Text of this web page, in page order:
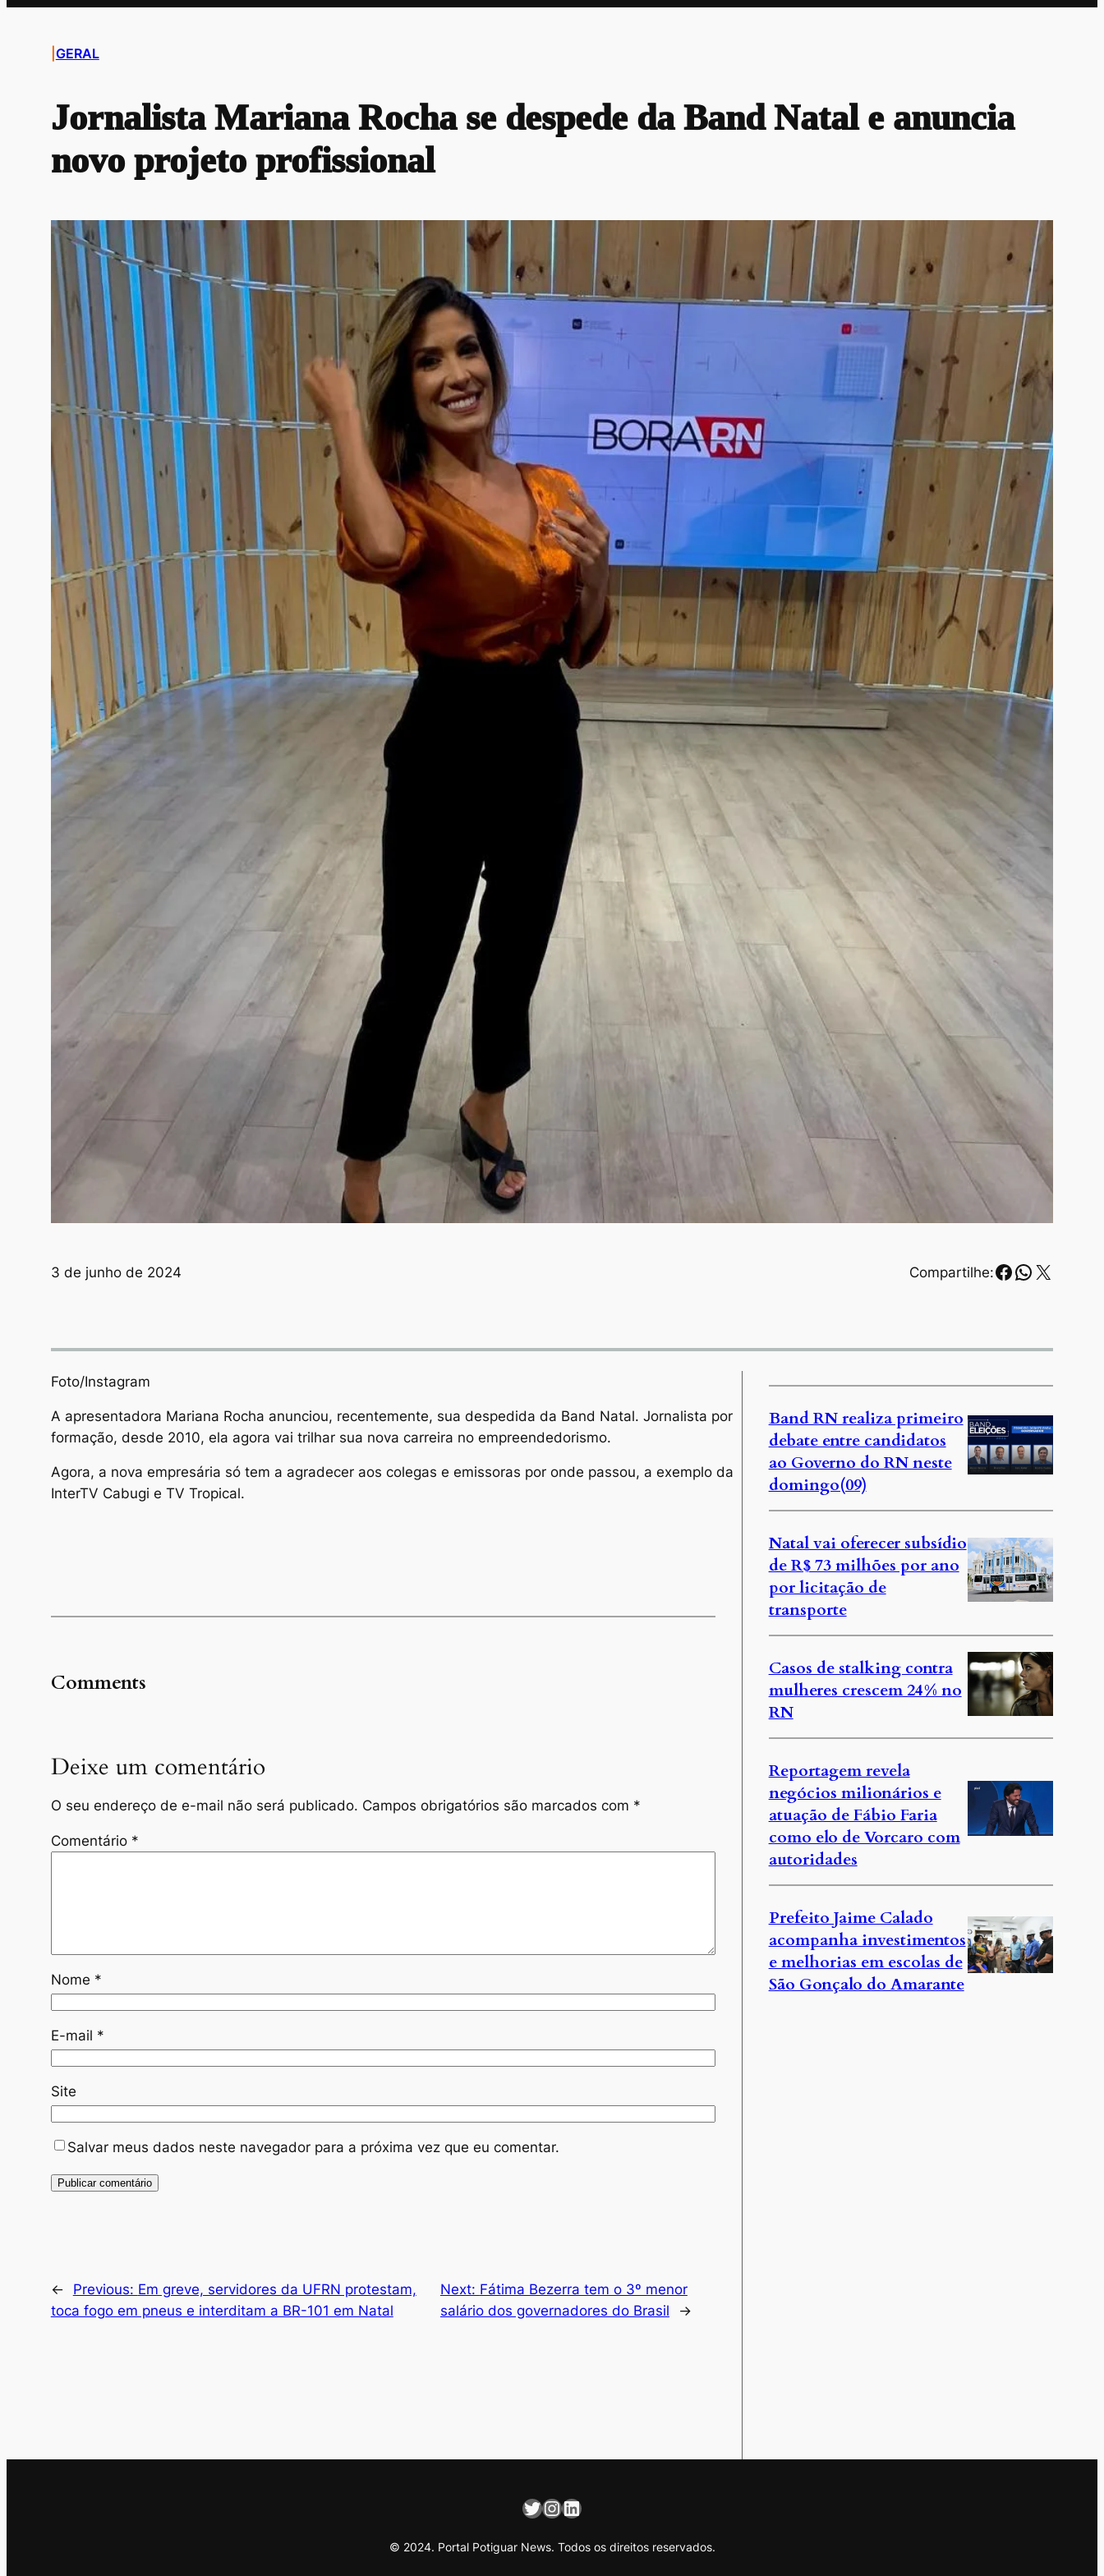
GERAL
Jornalista Mariana Rocha se despede da Band Natal e anuncia
novo projeto profissional
3 de junho de 2024 Compartilhe:Facebook
X
Foto/Instagram
A apresentadora Mariana Rocha anunciou, recentemente, sua despedida da Band Natal. Jornalista por
formação, desde 2010, ela agora vai trilhar sua nova carreira no empreendedorismo.
Agora, a nova empresária só tem a agradecer aos colegas e emissoras por onde passou, a exemplo da
InterTV Cabugi e TV Tropical.
Comments
Deixe um comentário
O seu endereço de e-mail não será publicado. Campos obrigatórios são marcados com *
Comentário *
Nome *
E-mail *
Site
Salvar meus dados neste navegador para a próxima vez que eu comentar.
← Previous: Em greve, servidores da UFRN protestam,
toca fogo em pneus e interditam a BR-101 em Natal
Next: Fátima Bezerra tem o 3º menor
salário dos governadores do Brasil
→
Band RN realiza primeiro
debate entre candidatos
ao Governo do RN neste
domingo(09)
Natal vai oferecer subsídio
de R$ 73 milhões por ano
por licitação de
transporte
Casos de stalking contra
mulheres crescem 24% no
RN
Reportagem revela
negócios milionários e
atuação de Fábio Faria
como elo de Vorcaro com
autoridades
Prefeito Jaime Calado
acompanha investimentos
e melhorias em escolas de
São Gonçalo do Amarante
Twitter
Instagram
LinkedIn
© 2024. Portal Potiguar News. Todos os direitos reservados.